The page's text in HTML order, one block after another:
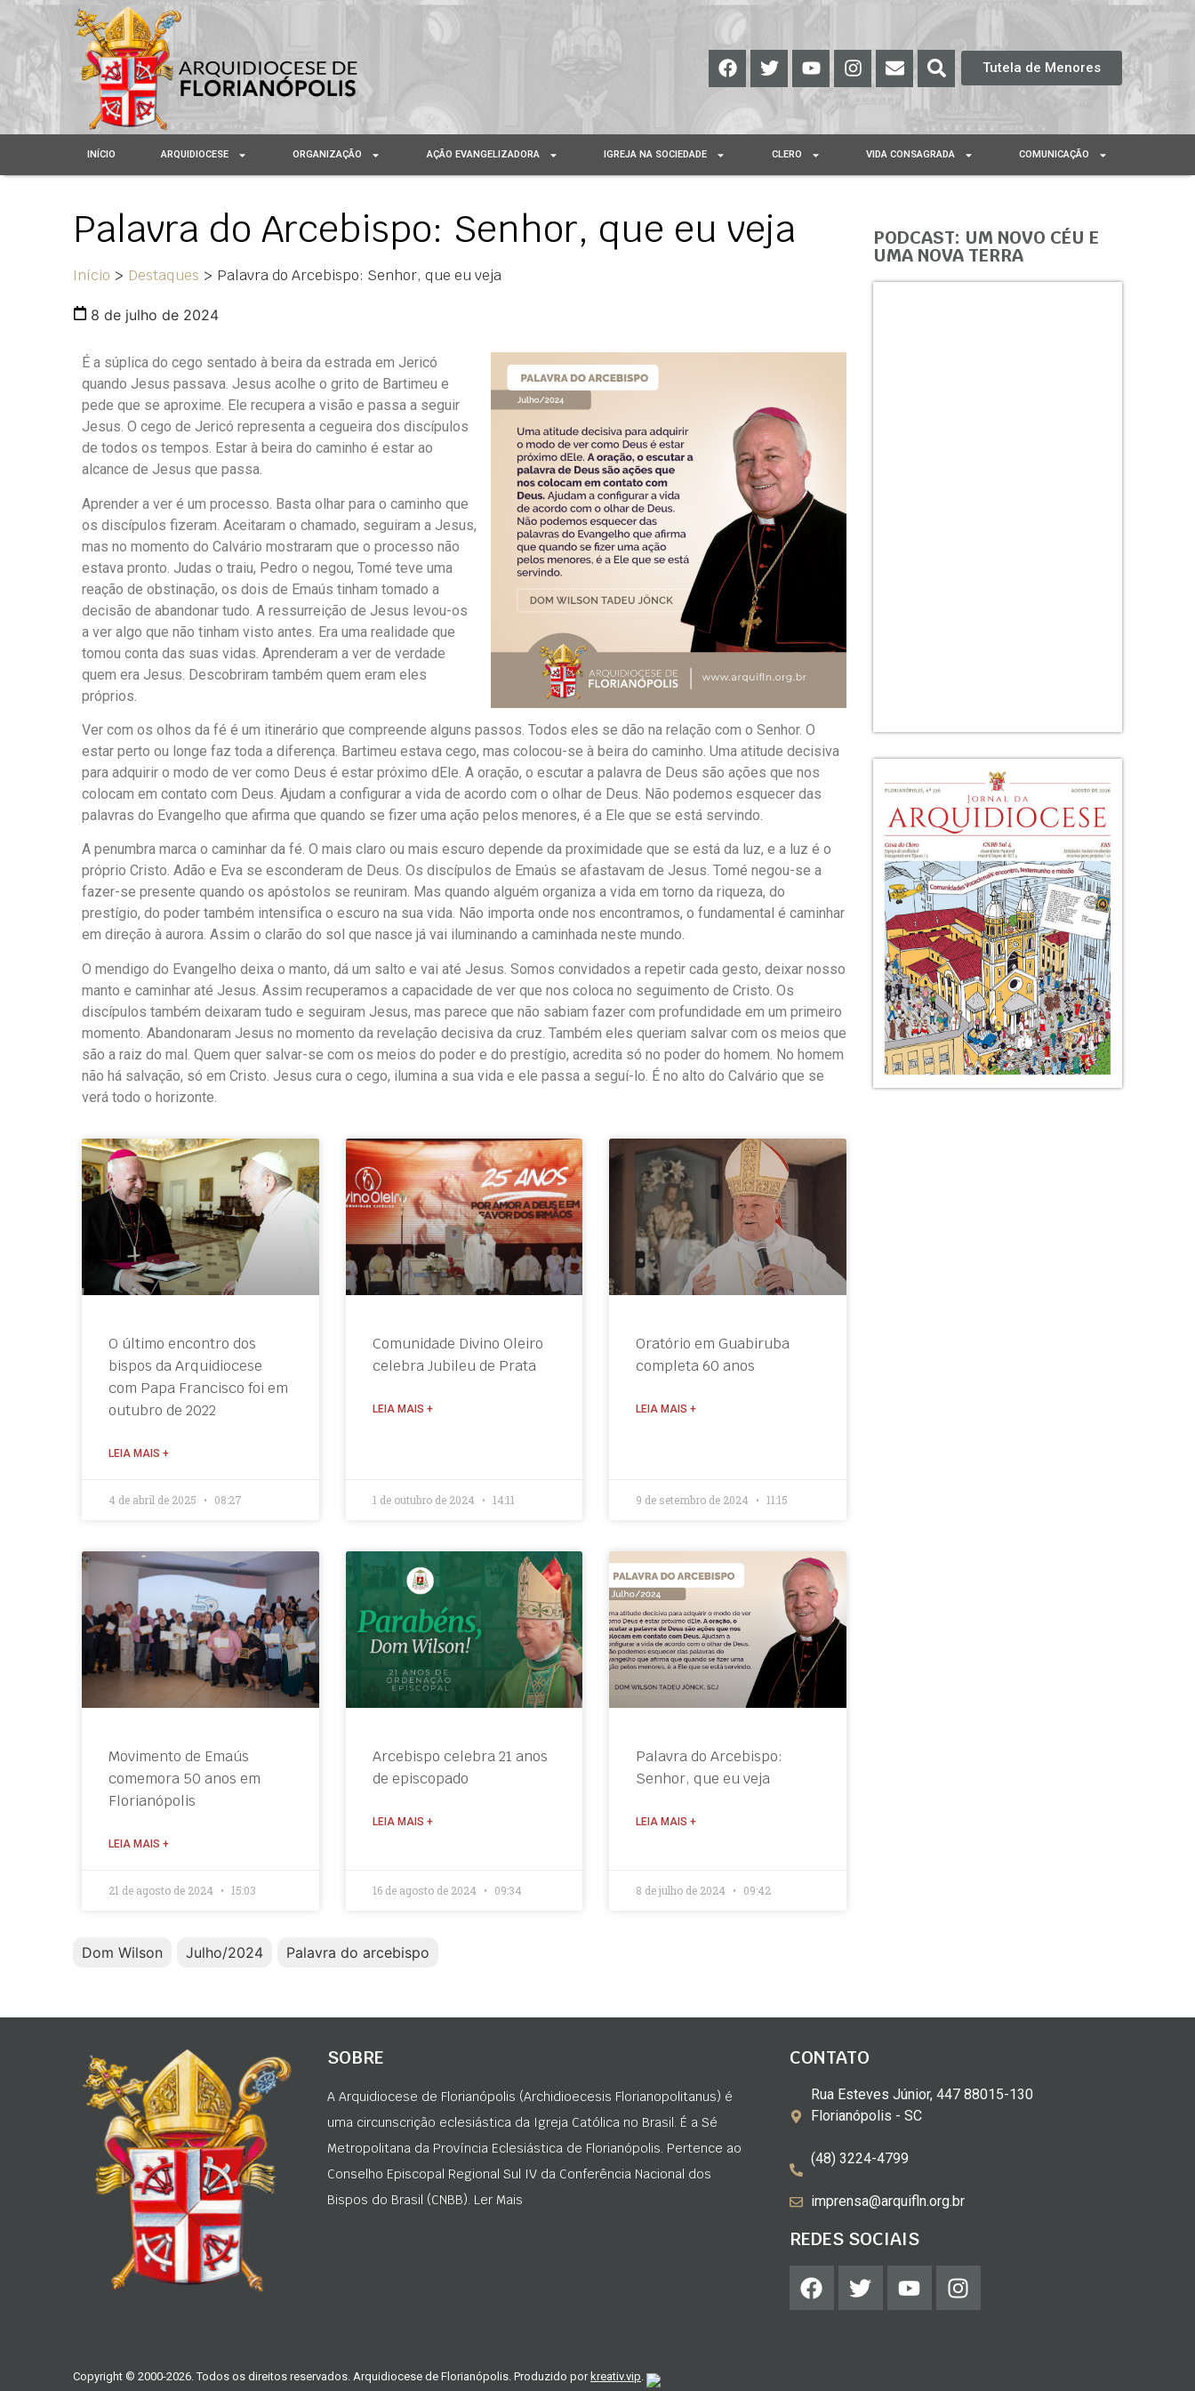
Tutela de Menores
INÍCIO ARQUIDIOCESE ORGANIZAÇÃO AÇÃO EVANGELIZADORA IGREJA NA SOCIEDADE CLERO VIDA CONSAGRADA COMUNICAÇÃO
Palavra do Arcebispo: Senhor, que eu veja
Início > Destaques > Palavra do Arcebispo: Senhor, que eu veja
8 de julho de 2024
É a súplica do cego sentado à beira da estrada em Jericó
quando Jesus passava. Jesus acolhe o grito de Bartimeu e
pede que se aproxime. Ele recupera a visão e passa a seguir
Jesus. O cego de Jericó representa a cegueira dos discípulos
de todos os tempos. Estar à beira do caminho é estar ao
alcance de Jesus que passa.
Aprender a ver é um processo. Basta olhar para o caminho que
os discípulos fizeram. Aceitaram o chamado, seguiram a Jesus,
mas no momento do Calvário mostraram que o processo não
estava pronto. Judas o traiu, Pedro o negou, Tomé teve uma
reação de obstinação, os dois de Emaús tinham tomado a
decisão de abandonar tudo. A ressurreição de Jesus levou-os
a ver algo que não tinham visto antes. Era uma realidade que
tomou conta das suas vidas. Aprenderam a ver de verdade
quem era Jesus. Descobriram também quem eram eles
próprios.
Ver com os olhos da fé é um itinerário que compreende alguns passos. Todos eles se dão na relação com o Senhor. O
estar perto ou longe faz toda a diferença. Bartimeu estava cego, mas colocou-se à beira do caminho. Uma atitude decisiva
para adquirir o modo de ver como Deus é estar próximo dEle. A oração, o escutar a palavra de Deus são ações que nos
colocam em contato com Deus. Ajudam a configurar a vida de acordo com o olhar de Deus. Não podemos esquecer das
palavras do Evangelho que afirma que quando se fizer uma ação pelos menores, é a Ele que se está servindo.
A penumbra marca o caminhar da fé. O mais claro ou mais escuro depende da proximidade que se está da luz, e a luz é o
próprio Cristo. Adão e Eva se esconderam de Deus. Os discípulos de Emaús se afastavam de Jesus. Tomé negou-se a
fazer-se presente quando os apóstolos se reuniram. Mas quando alguém organiza a vida em torno da riqueza, do
prestígio, do poder também intensifica o escuro na sua vida. Não importa onde nos encontramos, o fundamental é caminhar
em direção à aurora. Assim o clarão do sol que nasce já vai iluminando a caminhada neste mundo.
O mendigo do Evangelho deixa o manto, dá um salto e vai até Jesus. Somos convidados a repetir cada gesto, deixar nosso
manto e caminhar até Jesus. Assim recuperamos a capacidade de ver que nos coloca no seguimento de Cristo. Os
discípulos também deixaram tudo e seguiram Jesus, mas parece que não sabiam fazer com profundidade em um primeiro
momento. Abandonaram Jesus no momento da revelação decisiva da cruz. Também eles queriam salvar com os meios que
são a raiz do mal. Quem quer salvar-se com os meios do poder e do prestígio, acredita só no poder do homem. No homem
não há salvação, só em Cristo. Jesus cura o cego, ilumina a sua vida e ele passa a seguí-lo. É no alto do Calvário que se
verá todo o horizonte.
O último encontro dos
bispos da Arquidiocese
com Papa Francisco foi em
outubro de 2022
LEIA MAIS +
4 de abril de 2025 08:27
Comunidade Divino Oleiro
celebra Jubileu de Prata
LEIA MAIS +
1 de outubro de 2024 14:11
Oratório em Guabiruba
completa 60 anos
LEIA MAIS +
9 de setembro de 2024 11:15
Movimento de Emaús
comemora 50 anos em
Florianópolis
LEIA MAIS +
21 de agosto de 2024 15:03
Arcebispo celebra 21 anos
de episcopado
LEIA MAIS +
16 de agosto de 2024 09:34
Palavra do Arcebispo:
Senhor, que eu veja
LEIA MAIS +
8 de julho de 2024 09:42
Dom Wilson Julho/2024 Palavra do arcebispo
PODCAST: UM NOVO CÉU E
UMA NOVA TERRA
SOBRE
A Arquidiocese de Florianópolis (Archidioecesis Florianopolitanus) é
uma circunscrição eclesiástica da Igreja Católica no Brasil. É a Sé
Metropolitana da Província Eclesiástica de Florianópolis. Pertence ao
Conselho Episcopal Regional Sul IV da Conferência Nacional dos
Bispos do Brasil (CNBB). Ler Mais
CONTATO
Rua Esteves Júnior, 447 88015-130
Florianópolis - SC
(48) 3224-4799
imprensa@arquifln.org.br
REDES SOCIAIS
Copyright © 2000-2026. Todos os direitos reservados. Arquidiocese de Florianópolis. Produzido por kreativ.vip.